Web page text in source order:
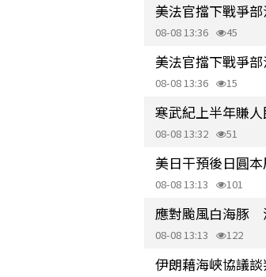
美法官擋下戰爭
08-08 13:36 45
美法官擋下戰爭
08-08 13:36 15
寒武紀上半年賺
08-08 13:32 51
美日干預後日圓
08-08 13:13 101
應對颱風白海豚
08-08 13:13 122
伊朗藉海峽協議